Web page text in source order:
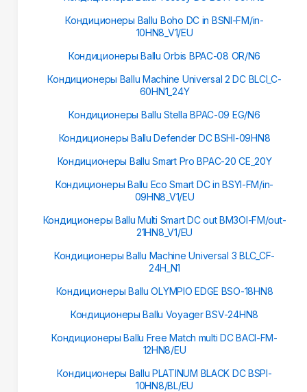
Кондиционеры Ballu Boho DC in BSNI-FM/in-
10HN8_V1/EU
Кондиционеры Ballu Orbis BPAC-08 OR/N6
Кондиционеры Ballu Machine Universal 2 DC BLCI_C-
60HN1_24Y
Кондиционеры Ballu Stella BPAC-09 EG/N6
Кондиционеры Ballu Defender DC BSHI-09HN8
Кондиционеры Ballu Smart Pro BPAC-20 CE_20Y
Кондиционеры Ballu Eco Smart DC in BSYI-FM/in-
09HN8_V1/EU
Кондиционеры Ballu Multi Smart DC out BM3OI-FM/out-
21HN8_V1/EU
Кондиционеры Ballu Machine Universal 3 BLC_CF-
24H_N1
Кондиционеры Ballu OLYMPIO EDGE BSO-18HN8
Кондиционеры Ballu Voyager BSV-24HN8
Кондиционеры Ballu Free Match multi DC BACI-FM-
12HN8/EU
Кондиционеры Ballu PLATINUM BLACK DC BSPI-
10HN8/BL/EU